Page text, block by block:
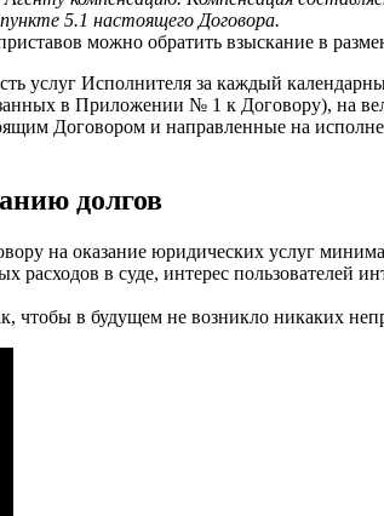
5.1 настоящего Договора.
можно обратить взыскание в
услуг Исполнителя за каждый
в Приложении № 1 к Договору), на
Договором и направленные на
долгов
на оказание юридических услуг
в суде, интерес пользователей
чтобы в будущем не возникло никаких